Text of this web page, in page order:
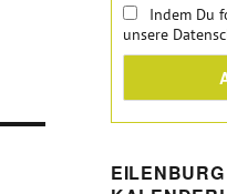
Indem Du
unsere